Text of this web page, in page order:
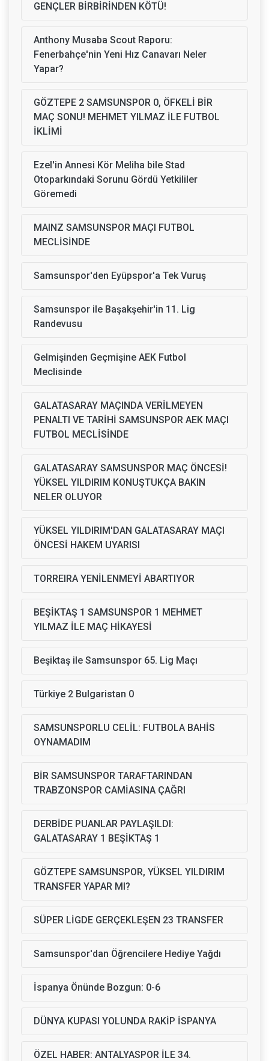
GENÇLER BİRBİRİNDEN KÖTÜ!
Anthony Musaba Scout Raporu:
Fenerbahçe'nin Yeni Hız Canavarı Neler
Yapar?
GÖZTEPE 2 SAMSUNSPOR 0, ÖFKELİ BİR
MAÇ SONU! MEHMET YILMAZ İLE FUTBOL
İKLİMİ
Ezel'in Annesi Kör Meliha bile Stad
Otoparkındaki Sorunu Gördü Yetkililer
Göremedi
MAINZ SAMSUNSPOR MAÇI FUTBOL
MECLİSİNDE
Samsunspor'den Eyüpspor'a Tek Vuruş
Samsunspor ile Başakşehir'in 11. Lig
Randevusu
Gelmişinden Geçmişine AEK Futbol
Meclisinde
GALATASARAY MAÇINDA VERİLMEYEN
PENALTI VE TARİHİ SAMSUNSPOR AEK MAÇI
FUTBOL MECLİSİNDE
GALATASARAY SAMSUNSPOR MAÇ ÖNCESİ!
YÜKSEL YILDIRIM KONUŞTUKÇA BAKIN
NELER OLUYOR
YÜKSEL YILDIRIM'DAN GALATASARAY MAÇI
ÖNCESİ HAKEM UYARISI
TORREIRA YENİLENMEYİ ABARTIYOR
BEŞİKTAŞ 1 SAMSUNSPOR 1 MEHMET
YILMAZ İLE MAÇ HİKAYESİ
Beşiktaş ile Samsunspor 65. Lig Maçı
Türkiye 2 Bulgaristan 0
SAMSUNSPORLU CELİL: FUTBOLA BAHİS
OYNAMADIM
BİR SAMSUNSPOR TARAFTARINDAN
TRABZONSPOR CAMİASINA ÇAĞRI
DERBİDE PUANLAR PAYLAŞILDI:
GALATASARAY 1 BEŞİKTAŞ 1
GÖZTEPE SAMSUNSPOR, YÜKSEL YILDIRIM
TRANSFER YAPAR MI?
SÜPER LİGDE GERÇEKLEŞEN 23 TRANSFER
Samsunspor'dan Öğrencilere Hediye Yağdı
İspanya Önünde Bozgun: 0-6
DÜNYA KUPASI YOLUNDA RAKİP İSPANYA
ÖZEL HABER: ANTALYASPOR İLE 34.